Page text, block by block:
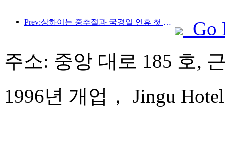
Prev:상하이는 중추절과 국경일 연휴 첫 4일간 1,511만 명이 넘는 방문객을 맞이했는데, 이는 전년 대비 20% 이상 증가한 수치입니다.
Go
주소: 중앙 대로 185 호,
1996년 개업， Jingu